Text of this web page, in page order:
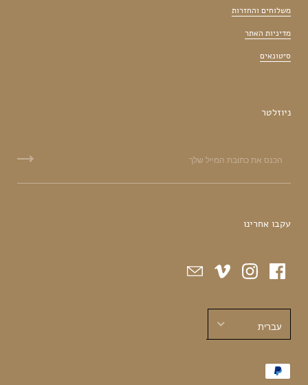
משלוחים והחזרות
מדיניות האתר
סיטונאים
ניוזלטר
עקבו אחרינו
עברית